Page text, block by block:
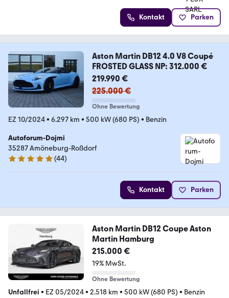
Kontakt Parken
Aston Martin DB12 4.0 V8 Coupé
FROSTED GLASS NP: 312.000 €
219.990 €
225.000 €
Ohne Bewertung
EZ 10/2024• 6.297 km • 500 kW (680 PS) • Benzin
Autoforum-Dojmi
35287 Amöneburg-Roßdorf
5 Sterne
(44)
Kontakt Parken
Aston Martin DB12 Coupe Aston
Martin Hamburg
215.000 €
19% MwSt.
Ohne Bewertung
Unfallfrei • EZ 05/2024• 2.518 km • 500 kW (680 PS) • Benzin